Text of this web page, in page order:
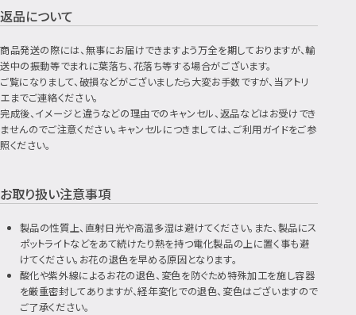
返品について
商品発送の際には、無事にお届けできますよう万全を期しておりますが、輸
送中の振動等でまれに葉落ち、花落ち等する場合がございます。
ご覧になりまして、破損などがございましたら大変お手数ですが、当アトリ
エまでご連絡ください。
完成後、イメージと違うなどの理由でのキャンセル、返品などはお受けでき
ませんのでご注意ください。キャンセルにつきましては、ご利用ガイドをご参
照ください。
お取り扱い注意事項
製品の性質上、直射日光や高温多湿は避けてください。また、製品にス
ポットライトなどをあて続けたり熱を持つ電化製品の上に置く事も避
けてください。お花の退色を早める原因となります。
酸化や紫外線によるお花の退色、変色を防ぐため特殊加工を施し容器
を厳重密封してありますが、経年変化での退色、変色はございますので
ご了承ください。